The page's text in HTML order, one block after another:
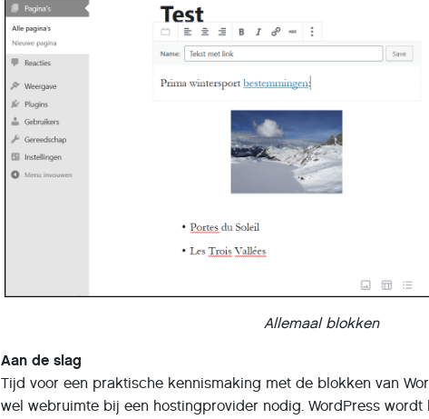
Allemaal blokken
Aan de slag
Tijd voor een praktische kennismaking met de blokken van
wel webruimte bij een hostingprovider nodig. WordPress